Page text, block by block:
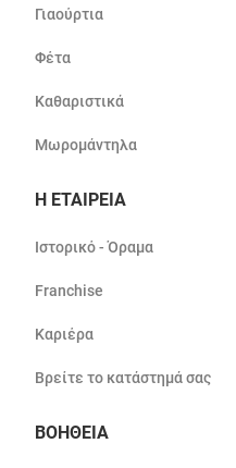
Γιαούρτια
Φέτα
Καθαριστικά
Μωρομάντηλα
Η ΕΤΑΙΡΕΙΑ
Ιστορικό - Όραμα
Franchise
Καριέρα
Βρείτε το κατάστημά σας
ΒΟΗΘΕΙΑ